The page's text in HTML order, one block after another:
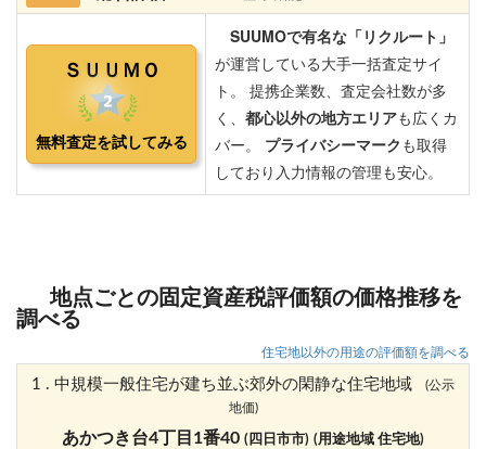
地点ごとの固定資産税評価額の価格推移を
調べる
住宅地以外の用途の評価額を調べる
1 . 中規模一般住宅が建ち並ぶ郊外の閑静な住宅地域
(公示
地価)
あかつき台4丁目1番40 (四日市市) (用途地域 住宅地)